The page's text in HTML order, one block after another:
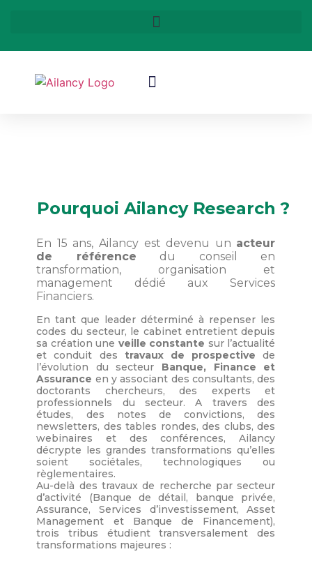
Pourquoi Ailancy Research ?
En 15 ans, Ailancy est devenu un acteur
de référence du conseil en
transformation, organisation et
management dédié aux Services
Financiers.
En tant que leader déterminé à repenser les
codes du secteur, le cabinet entretient depuis
sa création une veille constante sur l’actualité
et conduit des travaux de prospective de
l’évolution du secteur Banque, Finance et
Assurance en y associant des consultants, des
doctorants chercheurs, des experts et
professionnels du secteur. A travers des
études, des notes de convictions, des
newsletters, des tables rondes, des clubs, des
webinaires et des conférences, Ailancy
décrypte les grandes transformations qu’elles
soient sociétales, technologiques ou
règlementaires.
Au-delà des travaux de recherche par secteur
d’activité (Banque de détail, banque privée,
Assurance, Services d’investissement, Asset
Management et Banque de Financement),
trois tribus étudient transversalement des
transformations majeures :